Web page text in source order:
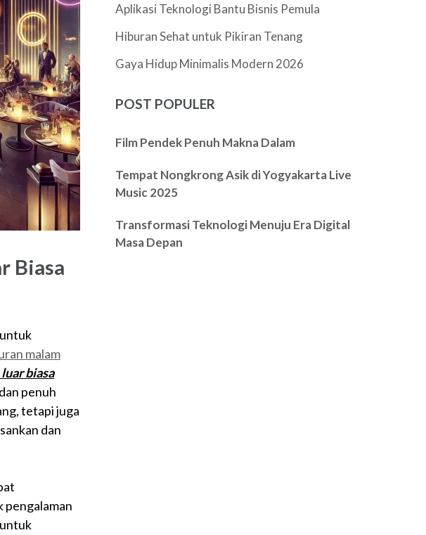
Biasa
malam
biasa
penuh
tetapi juga
dan
pengalaman
Aplikasi Teknologi Bantu Bisnis Pemula
Hiburan Sehat untuk Pikiran Tenang
Gaya Hidup Minimalis Modern 2026
POST POPULER
Film Pendek Penuh Makna Dalam
Tempat Nongkrong Asik di Yogyakarta Live
Music 2025
Transformasi Teknologi Menuju Era Digital
Masa Depan